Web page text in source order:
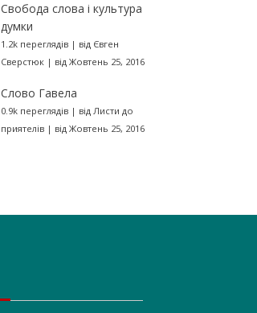
Свобода слова і культура
думки
1.2k переглядів| від Євген
Сверстюк| від Жовтень 25, 2016
Слово Гавела
0.9k переглядів| від Листи до
приятелів| від Жовтень 25, 2016